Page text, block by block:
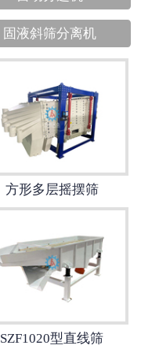
固液斜筛分离机
方形多层摇摆筛
SZF1020型直线筛